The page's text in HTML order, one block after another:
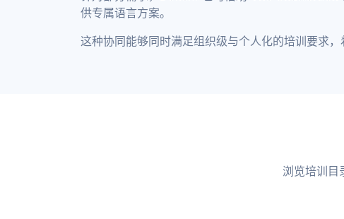
供专属语言方案。
这种协同能够同时满足组织级与个人化的培训要求
浏览培训目